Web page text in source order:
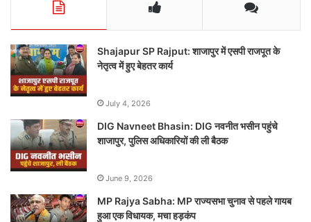
Shajapur SP Rajput: शाजापुर में एसपी राजपूत के
नेतृत्व में हुए बेहतर कार्य
July 4, 2026
DIG Navneet Bhasin: DIG नवनीत भसीन पहुंचे
शाजापुर, पुलिस अधिकारियों की ली बैठक
June 9, 2026
MP Rajya Sabha: MP राज्यसभा चुनाव से पहले गायब
हुआ एक विधायक, मचा हड़कंप